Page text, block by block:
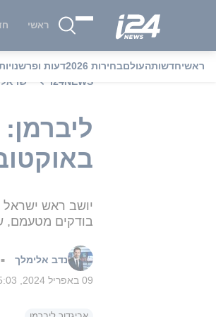
ראשי
ראשיחדשותהעולםבחירות 2026 דעות
i24NEWS
יושב ראש ישראל
בודקים מטעמם,
נדב אלימלך
09 באפריל 2024, 15:03